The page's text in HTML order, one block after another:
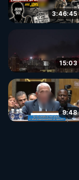
3:46:45
15:03
9:48